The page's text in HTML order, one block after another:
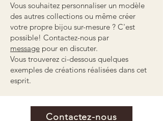
Vous souhaitez personnaliser un modèle
des autres collections ou même créer
votre propre bijou sur-mesure ? C'est
possible! Contactez-nous par
message pour en discuter.
Vous trouverez ci-dessous quelques
exemples de créations réalisées dans cet
esprit.
Contactez-nous